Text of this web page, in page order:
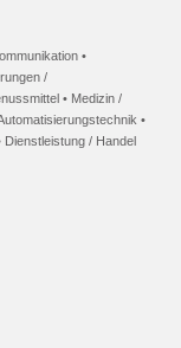
•
/
• Medizin /
•
Dienstleistung / Handel